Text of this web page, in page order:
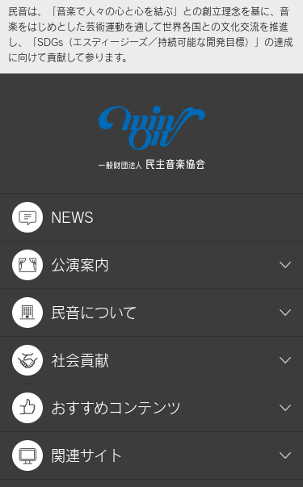
民音は、「音楽で人々の心と心を結ぶ」との創立理念を基に、音
楽をはじめとした芸術運動を通して世界各国との文化交流を推進
し、「SDGs（エスディージーズ／持続可能な開発目標）」の達成
に向けて貢献して参ります。
NEWS
公演案内
民音について
社会貢献
おすすめコンテンツ
関連サイト